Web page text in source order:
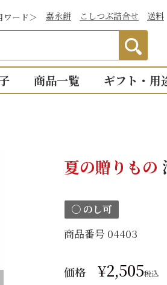
ワード＞ 嘉永餅 こしつぶ詰合せ 送料
こし・
こし・
【かす紙包み】贈
商品一覧
全商品一覧
ギフト・用
出産祝い
その他のお祝い
夏の贈りもの
〇 のし可
商品番号 04403
価格 ¥2,505税込